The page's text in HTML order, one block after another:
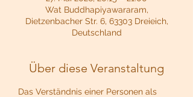
Wat Buddhapiyawararam,
Dietzenbacher Str. 6, 63303 Dreieich,
Deutschland
Über diese Veranstaltung
Das Verständnis einer Personen als